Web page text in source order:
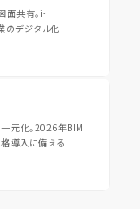
面共有。i-
デジタル化
元化。2026年BIM
導入に備える